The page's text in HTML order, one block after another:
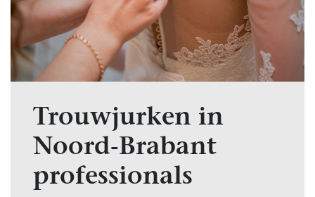
Trouwjurken in
Noord-Brabant
professionals